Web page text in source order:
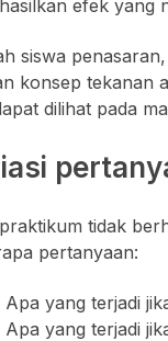
efek yang
siswa
konsep tekanan
dilihat pada
tidak
pertanyaan:
Apa yang terjadi
Apa yang terjadi